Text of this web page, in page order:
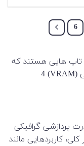
6
گیگابایتی لپ تاپ هایی هستند که
دارای کارت گرافیک مجزا با حافظه ویدئویی (VRAM) 4
پردازشی گرافیکی
کاربردهایی مانند